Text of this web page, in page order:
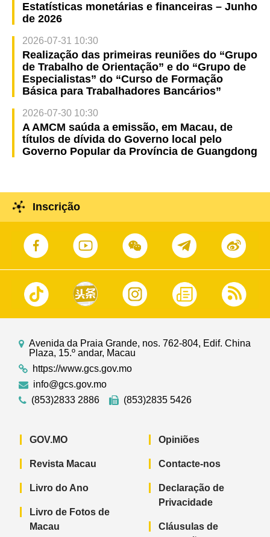
Estatísticas monetárias e financeiras – Junho
de 2026
2026-07-31 10:30
Realização das primeiras reuniões do “Grupo
de Trabalho de Orientação” e do “Grupo de
Especialistas” do “Curso de Formação
Básica para Trabalhadores Bancários”
2026-07-30 10:30
A AMCM saúda a emissão, em Macau, de
títulos de dívida do Governo local pelo
Governo Popular da Província de Guangdong
Inscrição
Avenida da Praia Grande, nos. 762-804, Edif. China
Plaza, 15.º andar, Macau
https://www.gcs.gov.mo
info@gcs.gov.mo
(853)2833 2886
(853)2835 5426
GOV.MO
Revista Macau
Livro do Ano
Livro de Fotos de
Macau
Opiniões
Contacte-nos
Declaração de
Privacidade
Cláusulas de